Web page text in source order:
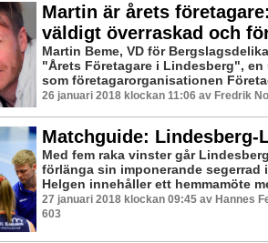
Martin är årets
väldigt överraskad och
Martin Beme, VD för
"Årets Företagare i Lindesberg", en
som företagarorganisationen
26 januari 2018 klockan 11:06 av Fredrik
Matchguide: Lindesberg-
Med fem raka vinster går
förlänga sin imponerande segerrad
Helgen innehåller ett hemmamöte
27 januari 2018 klockan 09:45 av Hannes
603